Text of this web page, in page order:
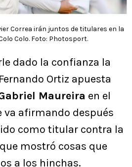
Correa irán juntos de titulares en la
Colo. Foto: Photosport.
dado la confianza la
Ortiz apuesta
Maureira en el
va afirmando después
como titular contra la
mostró cosas que
a los hinchas.